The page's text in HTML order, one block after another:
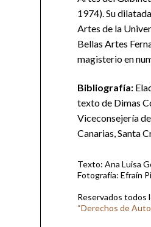
1974). Su
Artes de la
Bellas Artes
magisterio en
Bibliografía:
texto de Dimas
Viceconsejería
Canarias, Santa
Texto: Ana Luisa
Fotografía: Efraín
Reservados todos
“Derechos de